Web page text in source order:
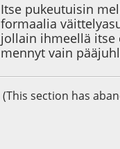
Itse pukeutuisin
formaalia
jollain ihmeellä itse
mennyt vain
(This section has